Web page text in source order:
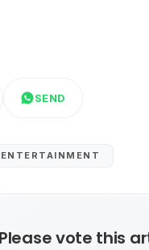
SEND
ENTERTAINMENT
Please vote this